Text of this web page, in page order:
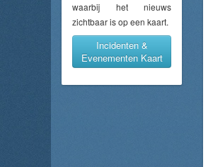
waarbij het nieuws
zichtbaar is op een kaart.
Incidenten &
Evenementen Kaart